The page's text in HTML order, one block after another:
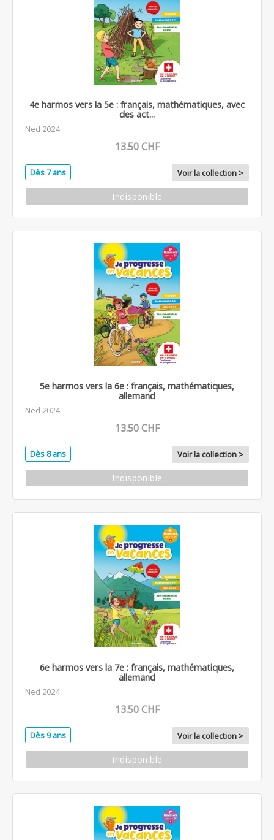
4e harmos vers la 5e : français, mathématiques, avec
des act...
Ned 2024
13.50 CHF
Dès 7 ans Voir la collection >
Indisponible
5e harmos vers la 6e : français, mathématiques,
allemand
Ned 2024
13.50 CHF
Dès 8 ans Voir la collection >
Indisponible
6e harmos vers la 7e : français, mathématiques,
allemand
Ned 2024
13.50 CHF
Dès 9 ans Voir la collection >
Indisponible